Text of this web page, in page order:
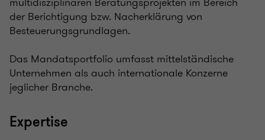
der Berichtigung bzw. Nacherklärung von
Besteuerungsgrundlagen.
Das Mandatsportfolio umfasst mittelständische
Unternehmen als auch internationale Konzerne
jeglicher Branche.
Expertise